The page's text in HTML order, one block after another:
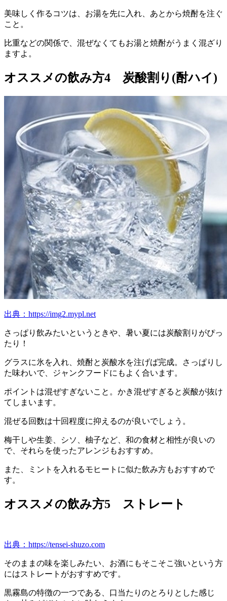
美味しく作るコツは、お湯を先に入れ、あとから焼酎を注ぐ
こと。
比重などの関係で、混ぜなくてもお湯と焼酎がうまく混ざり
ますよ。
オススメの飲み方4 炭酸割り(酎ハイ)
出典：https://img2.mypl.net
さっぱり飲みたいというときや、暑い夏には炭酸割りがぴっ
たり！
グラスに氷を入れ、焼酎と炭酸水を注げば完成。さっぱりし
た味わいで、ジャンクフードにもよく合います。
ポイントは混ぜすぎないこと。かき混ぜすぎると炭酸が抜け
てしまいます。
混ぜる回数は十回程度に抑えるのが良いでしょう。
梅干しや生姜、シソ、柚子など、和の食材と相性が良いの
で、それらを使ったアレンジもおすすめ。
また、ミントを入れるモヒートに似た飲み方もおすすめで
す。
オススメの飲み方5 ストレート
出典：https://tensei-shuzo.com
そのままの味を楽しみたい、お酒にもそこそこ強いという方
にはストレートがおすすめです。
黒霧島の特徴の一つである、口当たりのとろりとした感じ